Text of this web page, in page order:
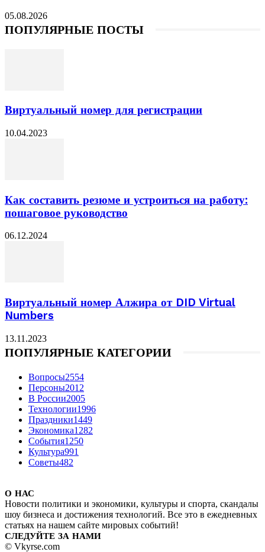
05.08.2026
ПОПУЛЯРНЫЕ ПОСТЫ
Виртуальный номер для регистрации
10.04.2023
Как составить резюме и устроиться на работу:
пошаговое руководство
06.12.2024
Виртуальный номер Алжира от DID Virtual
Numbers
13.11.2023
ПОПУЛЯРНЫЕ КАТЕГОРИИ
Вопросы2554
Персоны2012
В России2005
Технологии1996
Праздники1449
Экономика1282
События1250
Культура991
Советы482
О НАС
Новости политики и экономики, культуры и спорта, скандалы
шоу бизнеса и достижения технологий. Все это в ежедневных
статьях на нашем сайте мировых событий!
СЛЕДУЙТЕ ЗА НАМИ
© Vkyrse.com